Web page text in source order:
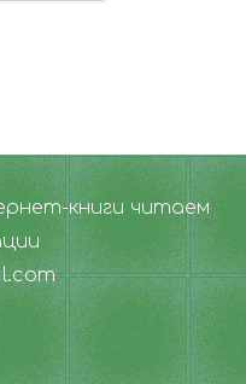
книги читаем